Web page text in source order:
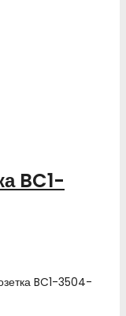
BC1-
BC1-3504-